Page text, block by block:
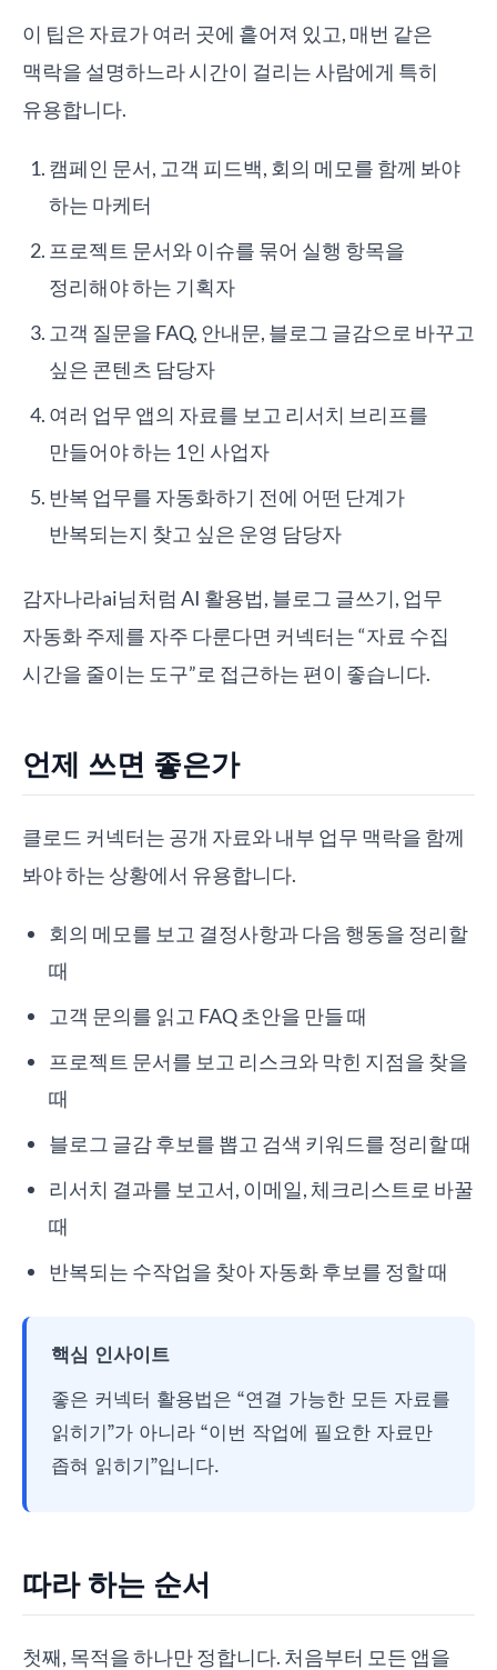
이 팁은 자료가 여러 곳에 흩어져 있고, 매번 같은
맥락을 설명하느라 시간이 걸리는 사람에게 특히
유용합니다.
캠페인 문서, 고객 피드백, 회의 메모를 함께 봐야
하는 마케터
프로젝트 문서와 이슈를 묶어 실행 항목을
정리해야 하는 기획자
고객 질문을 FAQ, 안내문, 블로그 글감으로 바꾸고
싶은 콘텐츠 담당자
여러 업무 앱의 자료를 보고 리서치 브리프를
만들어야 하는 1인 사업자
반복 업무를 자동화하기 전에 어떤 단계가
반복되는지 찾고 싶은 운영 담당자
감자나라ai님처럼 AI 활용법, 블로그 글쓰기, 업무
자동화 주제를 자주 다룬다면 커넥터는 “자료 수집
시간을 줄이는 도구”로 접근하는 편이 좋습니다.
언제 쓰면 좋은가
클로드 커넥터는 공개 자료와 내부 업무 맥락을 함께
봐야 하는 상황에서 유용합니다.
회의 메모를 보고 결정사항과 다음 행동을 정리할
때
고객 문의를 읽고 FAQ 초안을 만들 때
프로젝트 문서를 보고 리스크와 막힌 지점을 찾을
때
블로그 글감 후보를 뽑고 검색 키워드를 정리할 때
리서치 결과를 보고서, 이메일, 체크리스트로 바꿀
때
반복되는 수작업을 찾아 자동화 후보를 정할 때
핵심 인사이트
좋은 커넥터 활용법은 “연결 가능한 모든 자료를
읽히기”가 아니라 “이번 작업에 필요한 자료만
좁혀 읽히기”입니다.
따라 하는 순서
첫째, 목적을 하나만 정합니다. 처음부터 모든 앱을